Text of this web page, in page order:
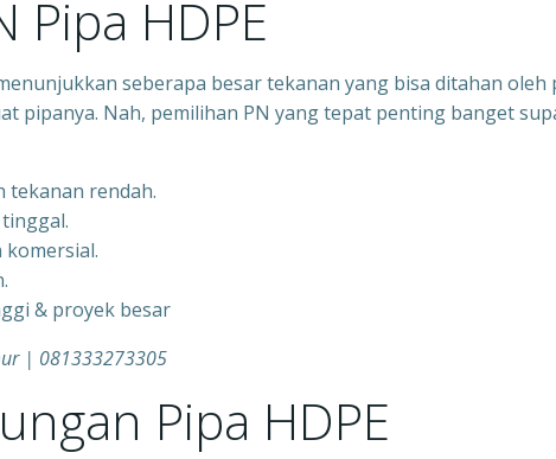
Pipa HDPE
seberapa besar tekanan yang bisa ditahan oleh
pipanya. Nah, pemilihan PN yang tepat penting banget
tekanan rendah.
komersial.
& proyek besar
| 081333273305
Pipa HDPE